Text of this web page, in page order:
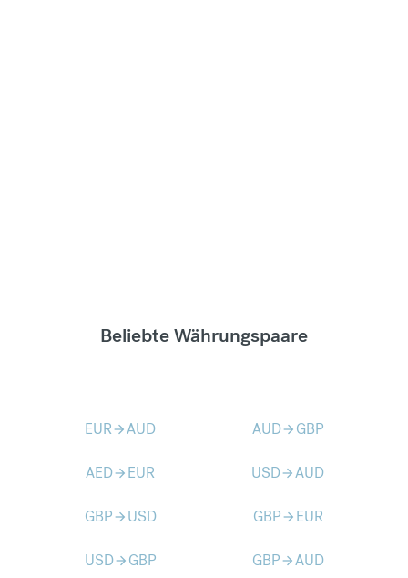
Beliebte Währungspaare
EURarrow_forwardAUD AUDarrow_forward GBP
AEDarrow_forward EUR USDarrow_forwardAUD
GBParrow_forward USD GBParrow_forward EUR
USDarrow_forward GBP GBParrow_forwardAUD